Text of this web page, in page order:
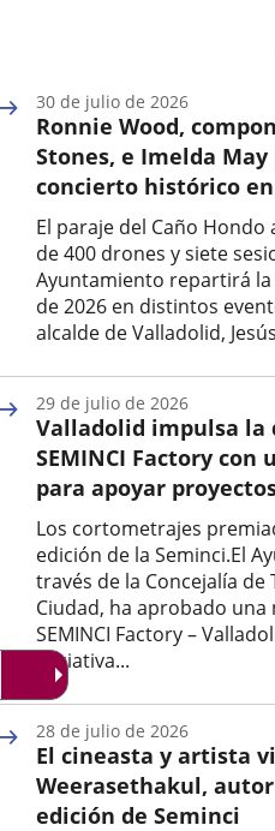
Ronnie Wood,
Stones, e Imelda
concierto histórico
El paraje del Caño
de 400 drones y siete
Ayuntamiento repartirá
de 2026 en distintos
alcalde de Valladolid,
la
noticia
30 de julio de 2026
Valladolid impulsa la
SEMINCI Factory
para apoyar
Los cortometrajes
edición de la Seminci.El
través de la Concejalía de
Ciudad, ha aprobado
SEMINCI Factory –
iniciativa...
Fecha
la
noticia
29 de julio de 2026
El cineasta y artista
Weerasethakul,
edición de Seminci
28 de julio de 2026